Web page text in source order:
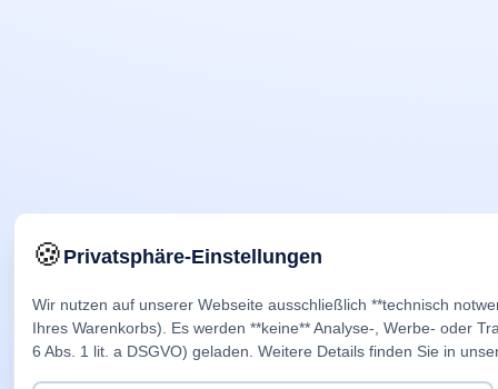
🍪Privatsphäre-Einstellungen
Wir nutzen auf unserer Webseite ausschließlich **technisch
Ihres Warenkorbs). Es werden **keine** Analyse-, Werbe- oder
6 Abs. 1 lit. a DSGVO) geladen. Weitere Details finden Sie in